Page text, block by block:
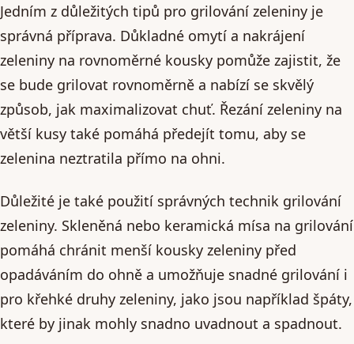
Jedním z důležitých tipů pro grilování zeleniny je
správná příprava. Důkladné omytí a nakrájení
zeleniny na rovnoměrné kousky pomůže zajistit, že
se bude grilovat rovnoměrně a nabízí se skvělý
způsob, jak maximalizovat chuť. Řezání zeleniny na
větší kusy také pomáhá předejít tomu, aby se
zelenina neztratila přímo na ohni.
Důležité je také použití správných technik grilování
zeleniny. Skleněná nebo keramická mísa na grilování
pomáhá chránit menší kousky zeleniny před
opadáváním do ohně a umožňuje snadné grilování i
pro křehké druhy zeleniny, jako jsou například špáty,
které by jinak mohly snadno uvadnout a spadnout.